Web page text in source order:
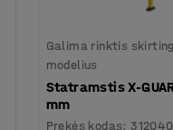
Galima rinktis
modelius
Statramstis X-
mm
Prekės kodas:312040